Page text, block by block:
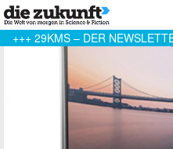
+++ 29KMS – DER